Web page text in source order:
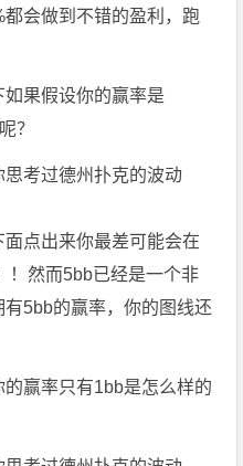
会做到不错的盈利，跑
果假设你的赢率是
？
点出来你最差可能会在
！然而5bb已经是一个非
5bb的赢率，你的图线还
赢率只有1bb是怎么样的